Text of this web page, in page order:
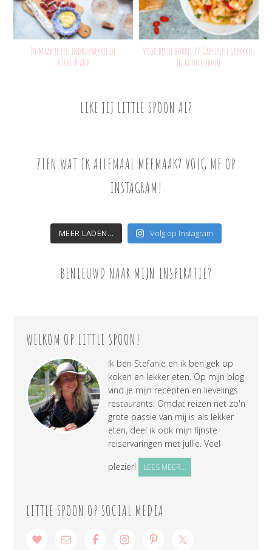
Zo maak je een indrukwekkende
borrelplank
Voor bij de borrel // Garnalen gebakken
in knoflookolie
LIKE JIJ LITTLE SPOON AL?
ZIEN WAT IK ALLEMAAL MEEMAAK? VOLG ME OP
INSTAGRAM!
MEER LADEN... Volg op Instagram
BENIEUWD NAAR MIJN INSPIRATIE?
WELKOM OP LITTLE SPOON!
Ik ben Stefanie en ik ben gek op
koken en lekker eten. Op mijn blog
vind je mijn recepten en lievelings
restaurants. Omdat reizen net zo'n
grote passie van mij is als lekker
eten, deel ik ook mijn fijnste
reiservaringen met jullie. Veel
plezier!
LEES MEER...
LITTLE SPOON OP SOCIAL MEDIA